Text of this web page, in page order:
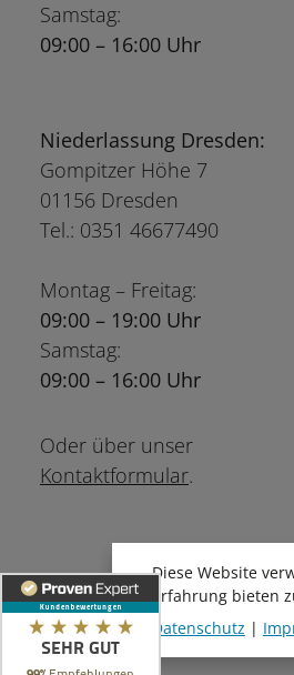
Samstag:
09:00 – 16:00 Uhr
Niederlassung Dresden:
Gompitzer Höhe 7
01156 Dresden
Tel.: 0351 46677490
Montag – Freitag:
09:00 – 19:00 Uhr
Samstag:
09:00 – 16:00 Uhr
Oder über unser
Kontaktformular.
Diese Website
Erfahrung bieten
Datenschutz |